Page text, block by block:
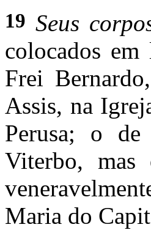
19 Seus
colocados em
Frei
Assis, na
Perusa; o
Viterbo, mas
Maria do